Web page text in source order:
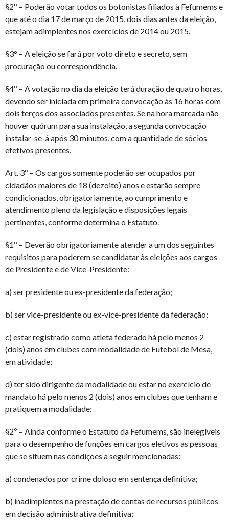
§2º – Poderão votar todos os botonistas filiados à Fefumems e
que até o dia 17 de março de 2015, dois dias antes da eleição,
estejam adimplentes nos exercícios de 2014 ou 2015.
§3° – A eleição se fará por voto direto e secreto, sem
procuração ou correspondência.
§4º – A votação no dia da eleição terá duração de quatro horas,
devendo ser iniciada em primeira convocação às 16 horas com
dois terços dos associados presentes. Se na hora marcada não
houver quórum para sua instalação, a segunda convocação
instalar-se-á após 30 minutos, com a quantidade de sócios
efetivos presentes.
Art. 3º – Os cargos somente poderão ser ocupados por
cidadãos maiores de 18 (dezoito) anos e estarão sempre
condicionados, obrigatoriamente, ao cumprimento e
atendimento pleno da legislação e disposições legais
pertinentes, conforme determina o Estatuto.
§1º – Deverão obrigatoriamente atender a um dos seguintes
requisitos para poderem se candidatar às eleições aos cargos
de Presidente e de Vice-Presidente:
a) ser presidente ou ex-presidente da federação;
b) ser vice-presidente ou ex-vice-presidente da federação;
c) estar registrado como atleta federado há pelo menos 2
(dois) anos em clubes com modalidade de Futebol de Mesa,
em atividade;
d) ter sido dirigente da modalidade ou estar no exercício de
mandato há pelo menos 2 (dois) anos em clubes que tenham e
pratiquem a modalidade;
§2º – Ainda conforme o Estatuto da Fefumems, são inelegíveis
para o desempenho de funções em cargos eletivos as pessoas
que se situem nas condições a seguir mencionadas:
a) condenados por crime doloso em sentença definitiva;
b) inadimplentes na prestação de contas de recursos públicos
em decisão administrativa definitiva;